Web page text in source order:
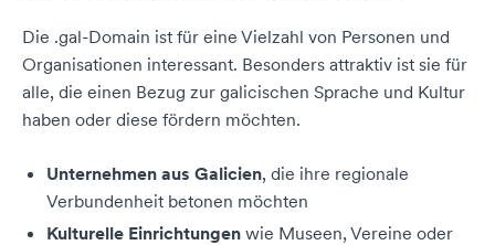
Die .gal-Domain ist für eine Vielzahl von Personen und
Organisationen interessant. Besonders attraktiv ist sie für
alle, die einen Bezug zur galicischen Sprache und Kultur
haben oder diese fördern möchten.
Unternehmen aus Galicien, die ihre regionale
Verbundenheit betonen möchten
Kulturelle Einrichtungen wie Museen, Vereine oder